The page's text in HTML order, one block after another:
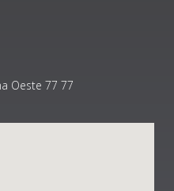
Oeste 77 77